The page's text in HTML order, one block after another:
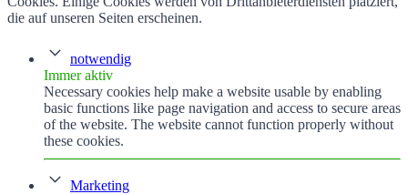
die auf unseren Seiten erscheinen.
notwendig
Immer aktiv
Necessary cookies help make a website usable by enabling
basic functions like page navigation and access to secure areas
of the website. The website cannot function properly without
these cookies.
Marketing